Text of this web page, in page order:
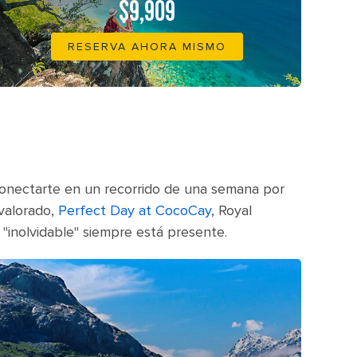
$9,909
RESERVA AHORA MISMO
en un recorrido de una semana por
Perfect Day at CocoCay, Royal
siempre está presente.